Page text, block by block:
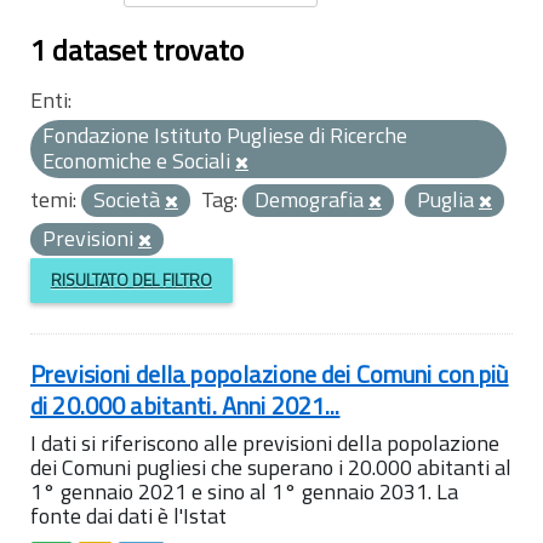
1 dataset trovato
Enti:
Fondazione Istituto Pugliese di Ricerche
Economiche e Sociali
temi: Società Tag: Demografia
Puglia
Previsioni
RISULTATO DEL FILTRO
Previsioni della popolazione dei Comuni con più
di 20.000 abitanti. Anni 2021...
I dati si riferiscono alle previsioni della popolazione
dei Comuni pugliesi che superano i 20.000 abitanti al
1° gennaio 2021 e sino al 1° gennaio 2031. La
fonte dai dati è l'Istat